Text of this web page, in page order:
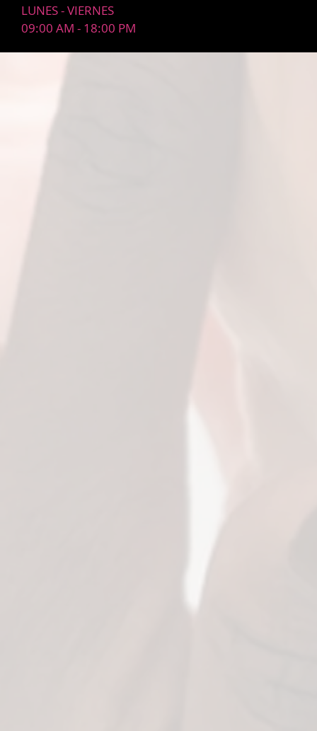
LUNES - VIERNES
09:00 AM - 18:00 PM